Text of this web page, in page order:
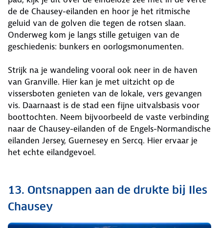
de de Chausey-eilanden en hoor je het ritmische
geluid van de golven die tegen de rotsen slaan.
Onderweg kom je langs stille getuigen van de
geschiedenis: bunkers en oorlogsmonumenten.
Strijk na je wandeling vooral ook neer in de haven
van Granville. Hier kan je met uitzicht op de
vissersboten genieten van de lokale, vers gevangen
vis. Daarnaast is de stad een fijne uitvalsbasis voor
boottochten. Neem bijvoorbeeld de vaste verbinding
naar de Chausey-eilanden of de Engels-Normandische
eilanden Jersey, Guernesey en Sercq. Hier ervaar je
het echte eilandgevoel.
13. Ontsnappen aan de drukte bij Iles
Chausey